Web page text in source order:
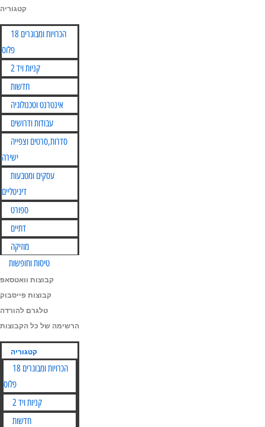
Skip
to
content
קטגוריה
הכרויות ומבוגרים 18
פלוס
קניות ויד 2
חדשות
אינטרנט וטכנולוגיה
עבודות ודרושים
סדרות,סרטים וצפייה
ישירה
עסקים ומטבעות
דיגיטליים
ספורט
דתיים
מוזיקה
טיסות וחופשות
קבוצות וואטסאפ
קבוצות פייסבוק
טלגרם להורדה
הרשימה של כל הקבוצות
קטגוריה
הכרויות ומבוגרים 18
פלוס
קניות ויד 2
חדשות